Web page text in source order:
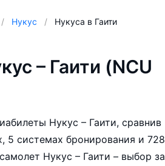
Нукус Нукуса в Гаити
– Гаити (NCU
Нукус – Гаити, сравнив
5 системах бронирования и 728
Нукус – Гаити – выбор за